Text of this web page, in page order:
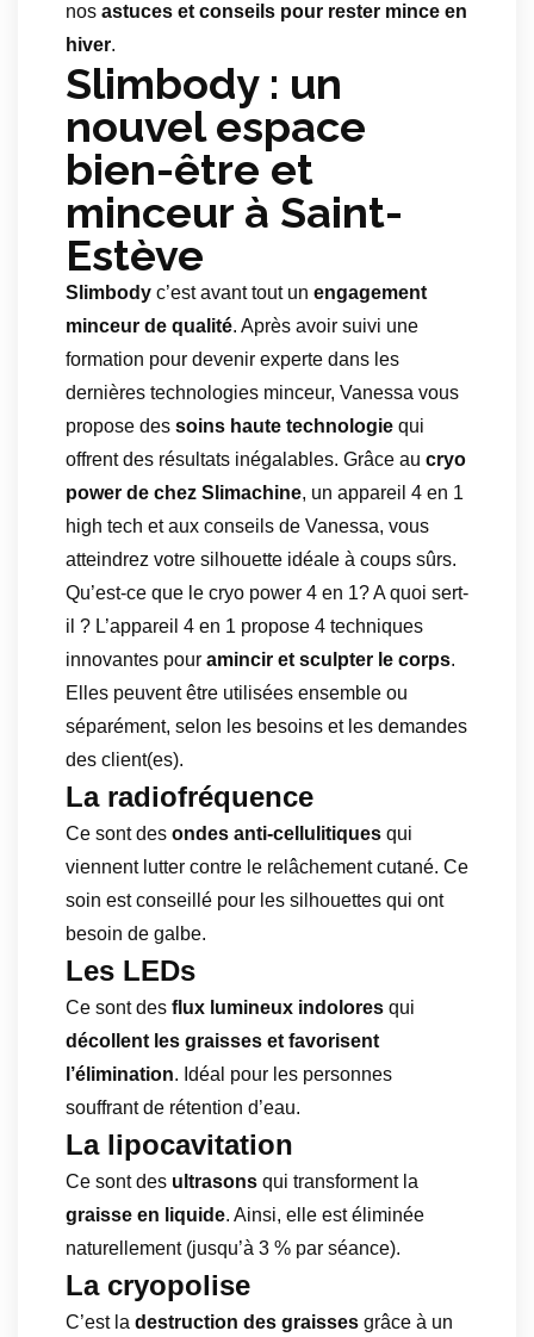
nos astuces et conseils pour rester mince en
hiver.
Slimbody : un
nouvel espace
bien-être et
minceur à Saint-
Estève
Slimbody c’est avant tout un engagement
minceur de qualité. Après avoir suivi une
formation pour devenir experte dans les
dernières technologies minceur, Vanessa vous
propose des soins haute technologie qui
offrent des résultats inégalables. Grâce au cryo
power de chez Slimachine, un appareil 4 en 1
high tech et aux conseils de Vanessa, vous
atteindrez votre silhouette idéale à coups sûrs.
Qu’est-ce que le cryo power 4 en 1? A quoi sert-
il ? L’appareil 4 en 1 propose 4 techniques
innovantes pour amincir et sculpter le corps.
Elles peuvent être utilisées ensemble ou
séparément, selon les besoins et les demandes
des client(es).
La radiofréquence
Ce sont des ondes anti-cellulitiques qui
viennent lutter contre le relâchement cutané. Ce
soin est conseillé pour les silhouettes qui ont
besoin de galbe.
Les LEDs
Ce sont des flux lumineux indolores qui
décollent les graisses et favorisent
l’élimination. Idéal pour les personnes
souffrant de rétention d’eau.
La lipocavitation
Ce sont des ultrasons qui transforment la
graisse en liquide. Ainsi, elle est éliminée
naturellement (jusqu’à 3 % par séance).
La cryopolise
C’est la destruction des graisses grâce à un